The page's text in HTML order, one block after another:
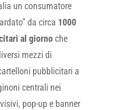
un consumatore
da circa 1000
al giornoche
mezzi di
pubblicitari a
centrali nei
pop-up e banner